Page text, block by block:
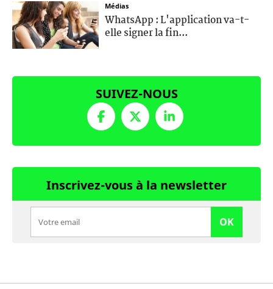
Médias
WhatsApp : L'application va-t-
elle signer la fin...
SUIVEZ-NOUS
Inscrivez-vous à la newsletter
OK